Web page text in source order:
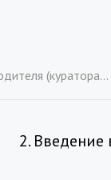
организации
2. Введение